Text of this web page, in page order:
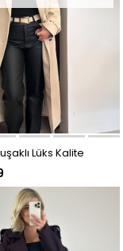
Lüks Kalite
BEJ